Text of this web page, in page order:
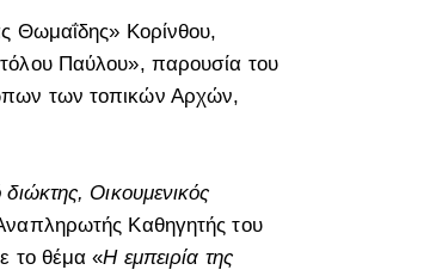
Θωμαΐδης» Κορίνθου,
Παύλου», παρουσία του
των τοπικών Αρχών,
Οικουμενικός
Καθηγητής του
το θέμα «Η εμπειρία της